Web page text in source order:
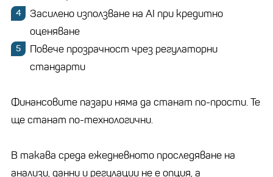
Засилено използване на AI при кредитно
оценяване
Повече прозрачност чрез регулаторни
стандарти
Финансовите пазари няма да станат по-прости. Те
ще станат по-технологични.
В такава среда ежедневното проследяване на
анализи, данни и регулации не е опция, а